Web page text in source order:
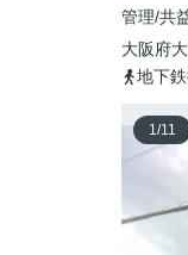
管理/共
大阪府
地下
1/11